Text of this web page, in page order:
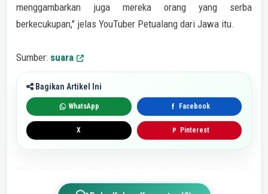
menggambarkan juga mereka orang yang serba
berkecukupan," jelas YouTuber Petualang dari Jawa itu.
Sumber: suara
Bagikan Artikel Ini
WhatsApp f Facebook
X P Pinterest